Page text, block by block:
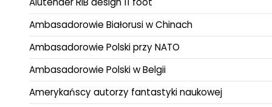
Ambasadorowie Białorusi w Chinach
Ambasadorowie Polski przy NATO
Ambasadorowie Polski w Belgii
Amerykańscy autorzy fantastyki naukowej